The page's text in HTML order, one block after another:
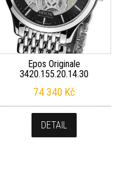
Epos Originale
3420.155.20.14.30
74 340 Kč
DETAIL